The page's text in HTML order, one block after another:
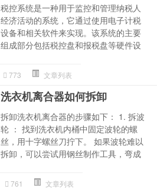
税控系统是一种用于监控和管理纳税人
经济活动的系统，它通过使用电子计税
设备和相关软件来实现。该系统的主要
组成部分包括税控盘和报税盘等硬件设
773 文章列表
洗衣机离合器如何拆卸
拆卸洗衣机离合器的步骤如下： 1. 拆波
轮 ： 找到洗衣机内桶中固定波轮的螺
丝，用十字螺丝刀拧下。 如果波轮难以
拆卸，可以尝试用钢丝制作工具，弯成
761 文章列表